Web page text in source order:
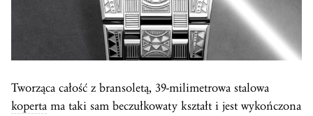
Tworząca całość z bransoletą, 39-milimetrowa stalowa
koperta ma taki sam beczułkowaty kształt i jest wykończona